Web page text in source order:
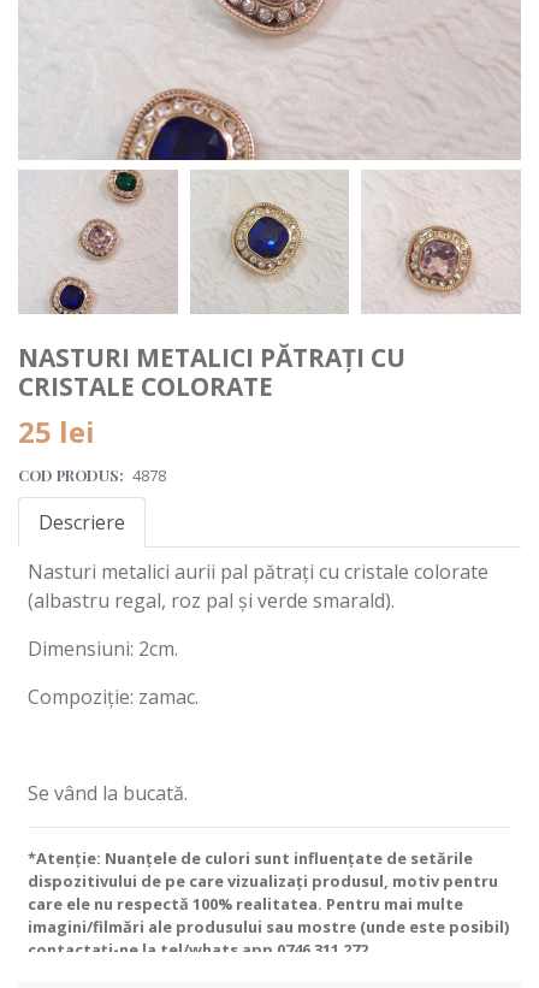
NASTURI METALICI PĂTRAȚI CU
CRISTALE COLORATE
25 lei
COD PRODUS: 4878
Descriere
Nasturi metalici aurii pal pătrați cu cristale colorate
(albastru regal, roz pal și verde smarald).
Dimensiuni: 2cm.
Compoziție: zamac.
Se vând la bucată.
*Atenție: Nuanțele de culori sunt influențate de setările
dispozitivului de pe care vizualizați produsul, motiv pentru
care ele nu respectă 100% realitatea. Pentru mai multe
imagini/filmări ale produsului sau mostre (unde este posibil)
contactați-ne la tel/whats app 0746 311 272